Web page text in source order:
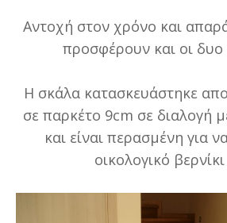
Αντοχή στον χρόνο και
προσφέρουν και οι δυο
Η σκάλα κατασκευάστηκε
σε παρκέτο 9cm σε διαλογή
και είναι περασμένη για
οικολογικό